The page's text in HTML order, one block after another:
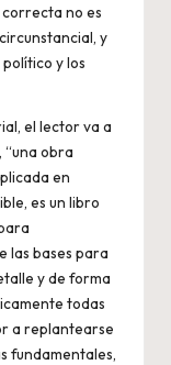
no es
y
y los
el lector va a
obra
en
es un libro
las bases para
y de forma
todas
a replantearse
fundamentales,